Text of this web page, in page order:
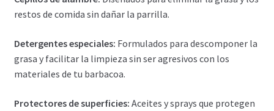
restos de comida sin dañar la parrilla.
Detergentes especiales: Formulados para descomponer la
grasa y facilitar la limpieza sin ser agresivos con los
materiales de tu barbacoa.
Protectores de superficies: Aceites y sprays que protegen